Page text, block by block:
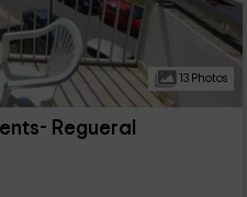
13 Photos
Regueral